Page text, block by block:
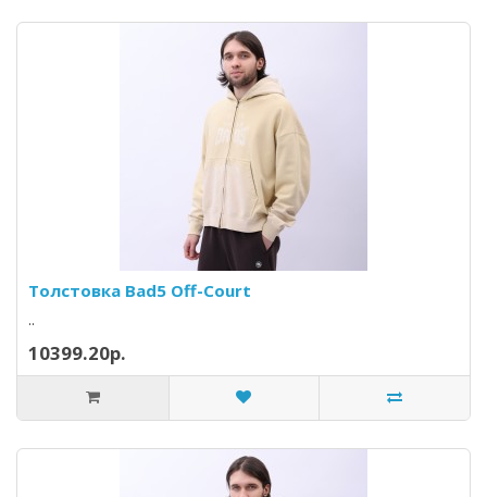
Толстовка Bad5 Off-Court
..
10399.20р.